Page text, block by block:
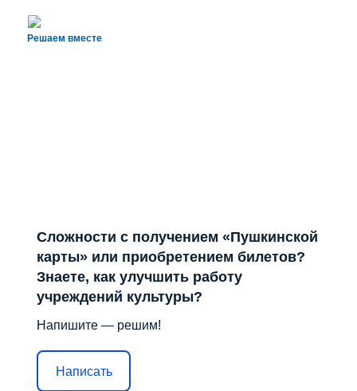
Решаем вместе
Сложности с получением «Пушкинской
карты» или приобретением билетов?
Знаете, как улучшить работу
учреждений культуры?
Напишите — решим!
Написать